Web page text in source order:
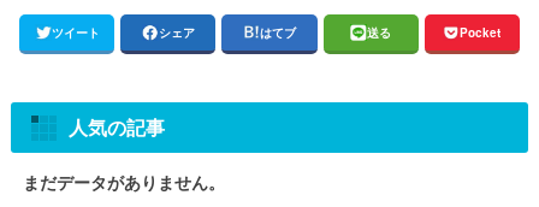
ツイート シェア はてブ 送る Pocket
人気の記事
まだデータがありません。